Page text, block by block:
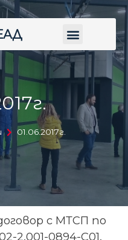
01.06.2017г.
с МТСП по
2.001-0894-C01.